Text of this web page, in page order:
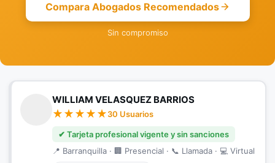
Compara Abogados Recomendados
Sin compromiso
WILLIAM VELASQUEZ BARRIOS
30 Usuarios
✔ Tarjeta profesional vigente y sin sanciones
📍 Barranquilla · 🏢 Presencial · 📞 Llamada · 💻 Virtual